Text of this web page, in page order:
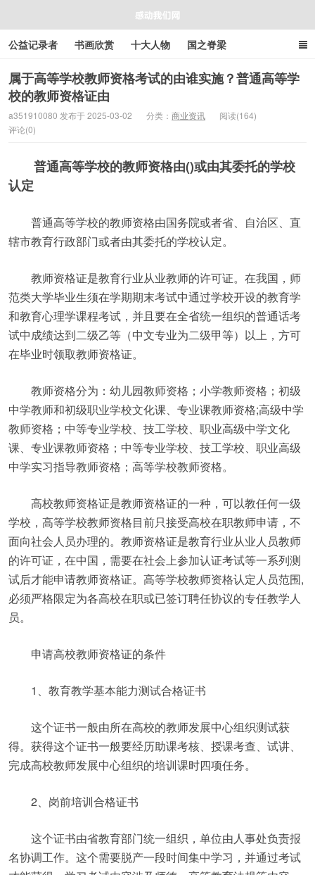
感动我们网
公益记录者 书画欣赏 十大人物 国之脊梁
好人好事 感人资讯 商业资讯 在线工具箱
属于高等学校教师资格考试的由谁实施？普通高等学
校的教师资格证由
a351910080 发布于 2025-03-02 分类： 商业资讯
阅读(164)
评论(0)
普通高等学校的教师资格由()或由其委托的学校
认定
普通高等学校的教师资格由国务院或者省、自治区、直
辖市教育行政部门或者由其委托的学校认定。
教师资格证是教育行业从业教师的许可证。在我国，师
范类大学毕业生须在学期期末考试中通过学校开设的教育学
和教育心理学课程考试，并且要在全省统一组织的普通话考
试中成绩达到二级乙等（中文专业为二级甲等）以上，方可
在毕业时领取教师资格证。
教师资格分为：幼儿园教师资格；小学教师资格；初级
中学教师和初级职业学校文化课、专业课教师资格;高级中学
教师资格；中等专业学校、技工学校、职业高级中学文化
课、专业课教师资格；中等专业学校、技工学校、职业高级
中学实习指导教师资格；高等学校教师资格。
高校教师资格证是教师资格证的一种，可以教任何一级
学校，高等学校教师资格目前只接受高校在职教师申请，不
面向社会人员办理的。教师资格证是教育行业从业人员教师
的许可证，在中国，需要在社会上参加认证考试等一系列测
试后才能申请教师资格证。高等学校教师资格认定人员范围,
必须严格限定为各高校在职或已签订聘任协议的专任教学人
员。
申请高校教师资格证的条件
1、教育教学基本能力测试合格证书
这个证书一般由所在高校的教师发展中心组织测试获
得。获得这个证书一般要经历助课考核、授课考查、试讲、
完成高校教师发展中心组织的培训课时四项任务。
2、岗前培训合格证书
这个证书由省教育部门统一组织，单位由人事处负责报
名协调工作。这个需要脱产一段时间集中学习，并通过考试